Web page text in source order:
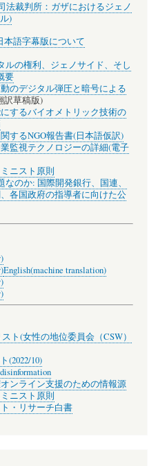
法裁判所：ガザにおけるジェノ
)
本語字幕版について
ルの権利、ジェノサイド、そし
要
のデジタル弾圧と暗号による
訳草稿版)
するバイオメトリック技術の
するNGO報告書(日本語仮訳)
監視テクノロジーの詳細(電子
ニスト原則
のか: 国際開発銀行、国連、
各国政府の指導者に向けた公
English(machine translation)
ト(女性の地位委員会（CSW）
(2022/10)
ンライン支援のための情報源
ニスト原則
・リサーチ白書